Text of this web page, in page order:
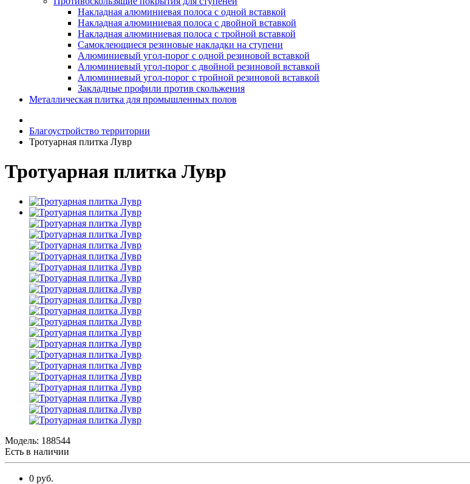
Накладная алюминиевая полоса с одной вставкой
Накладная алюминиевая полоса с двойной вставкой
Накладная алюминиевая полоса с тройной вставкой
Самоклеющиеся резиновые накладки на ступени
Алюминиевый угол-порог с одной резиновой вставкой
Алюминиевый угол-порог с двойной резиновой вставкой
Алюминиевый угол-порог с тройной резиновой вставкой
Закладные профили против скольжения
Металлическая плитка для промышленных полов
Благоустройство территории
Тротуарная плитка Лувр
Тротуарная плитка Лувр
Модель: 188544
Есть в наличии
0 руб.